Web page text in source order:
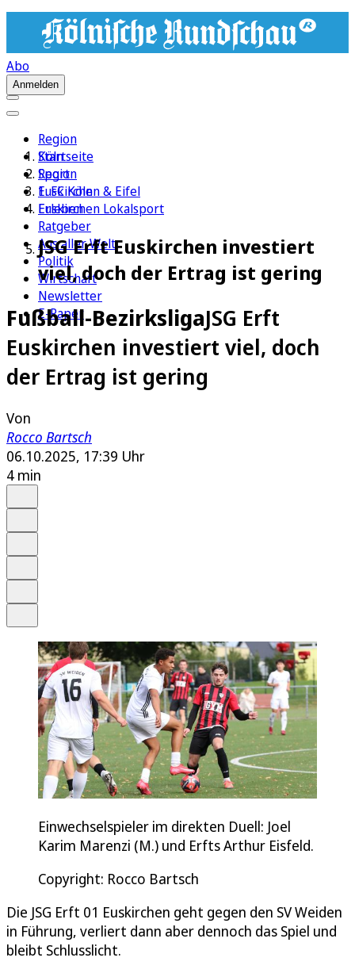
Abo
Anmelden
Region
Köln
Sport
1. FC Köln
Erleben
Ratgeber
Aus aller Welt
Politik
Wirtschaft
Newsletter
E-Paper
Startseite
Region
Euskirchen & Eifel
Euskirchen Lokalsport
JSG Erft Euskirchen investiert
viel, doch der Ertrag ist gering
Fußball-BezirksligaJSG Erft
Euskirchen investiert viel, doch
der Ertrag ist gering
Von
Rocco Bartsch
06.10.2025, 17:39 Uhr
4 min
Einwechselspieler im direkten Duell: Joel
Karim Marenzi (M.) und Erfts Arthur Eisfeld.
Copyright: Rocco Bartsch
Die JSG Erft 01 Euskirchen geht gegen den SV Weiden
in Führung, verliert dann aber dennoch das Spiel und
bleibt Schlusslicht.